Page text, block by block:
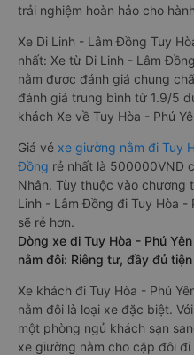
trải nghiệm hoàn hảo cho
Xe Di Linh - Lâm Đồng Tuy
nhất: Xe từ Di Linh - Lâm
nằm được đánh giá chung
đánh giá trung bình từ 1.9/5
khách Xe về Tuy Hòa - Phú
Giá vé xe giường nằm đi Tuy
Đồng rẻ nhất là 500000VND
Nhân. Tùy thuộc vào chương
Linh - Lâm Đồng đi Tuy Hòa -
sẽ rẻ hơn.
Dòng xe đi Tuy Hòa - Phú
nằm đôi: Riêng tư, đầy đủ
Xe khách đi Tuy Hòa - Phú
nằm đôi là loại xe đặc biệt.
một phòng ngủ khách sạn
xe giường nằm cho cặp đôi đi